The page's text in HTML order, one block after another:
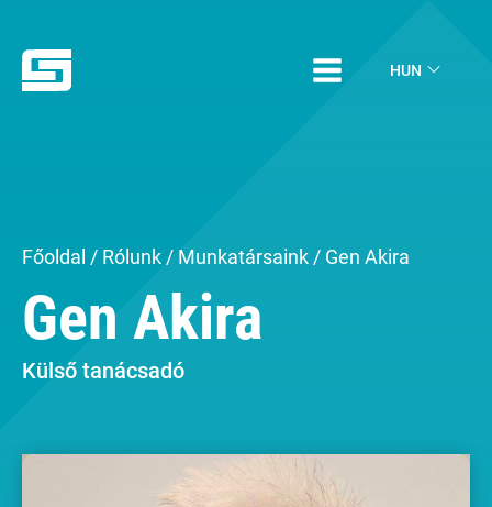
HUN
Főoldal / Rólunk / Munkatársaink / Gen Akira
Gen Akira
Külső tanácsadó